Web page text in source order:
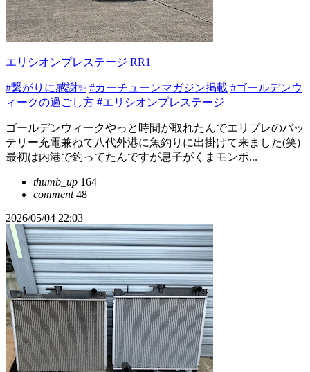
エリシオンプレステージ RR1
#繋がりに感謝✨ #カーチューンマガジン掲載 #ゴールデンウ
ィークの過ごし方 #エリシオンプレステージ
ゴールデンウィークやっと時間が取れたんでエリプレのバッ
テリー充電兼ねて八代外港に魚釣りに出掛けて来ました(笑)
最初は内港で釣ってたんですが息子がくまモンポ...
thumb_up 164
comment48
2026/05/04 22:03